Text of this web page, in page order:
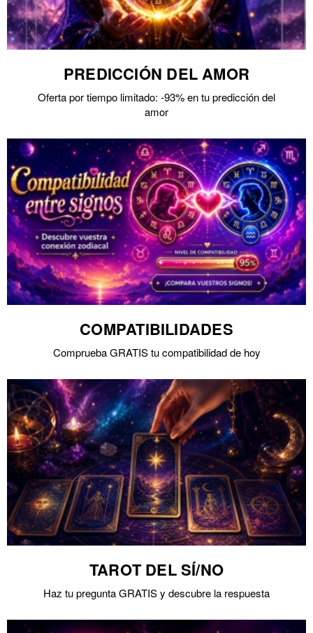
PREDICCIÓN DEL AMOR
Oferta por tiempo limitado: -93% en tu predicción del
amor
COMPATIBILIDADES
Comprueba GRATIS tu compatibilidad de hoy
TAROT DEL SÍ/NO
Haz tu pregunta GRATIS y descubre la respuesta